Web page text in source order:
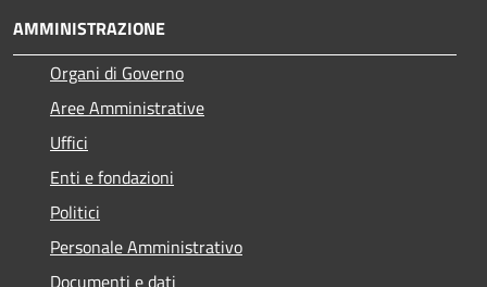
AMMINISTRAZIONE
Organi di Governo
Aree Amministrative
Uffici
Enti e fondazioni
Politici
Personale Amministrativo
Documenti e dati